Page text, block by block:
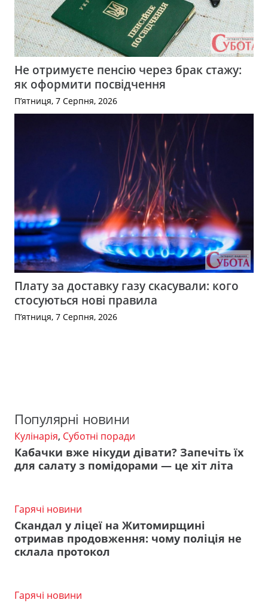
Не отримуєте пенсію через брак стажу:
як оформити посвідчення
П’ятниця, 7 Серпня, 2026
Плату за доставку газу скасували: кого
стосуються нові правила
П’ятниця, 7 Серпня, 2026
Популярні новини
Кулінарія, Суботні поради
Кабачки вже нікуди дівати? Запечіть їх
для салату з помідорами — це хіт літа
Гарячі новини
Скандал у ліцеї на Житомирщині
отримав продовження: чому поліція не
склала протокол
Гарячі новини